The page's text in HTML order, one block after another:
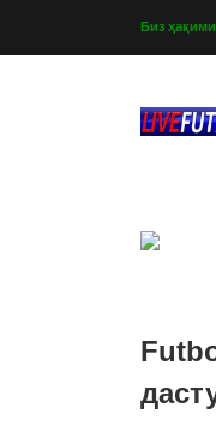
Биз